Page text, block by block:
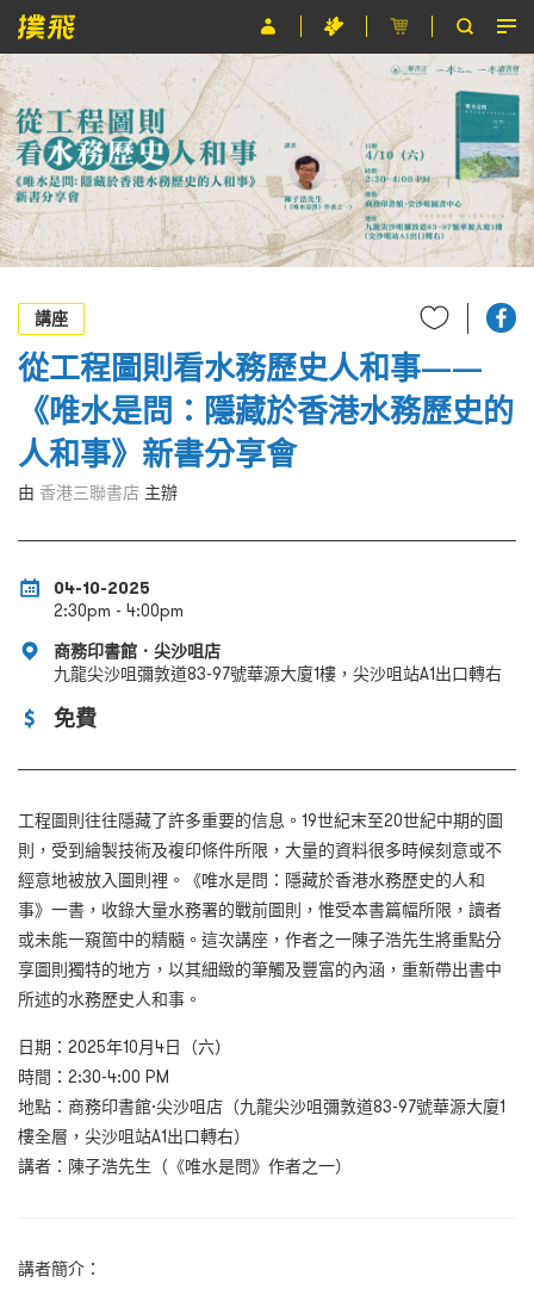
節目
主辦單位
關於撲飛
條款及細則
EN
講座
從工程圖則看水務歷史人和事——
《唯水是問：隱藏於香港水務歷史的
人和事》新書分享會
由 香港三聯書店 主辦
04-10-2025
2:30pm - 4:00pm
商務印書館．尖沙咀店
九龍尖沙咀彌敦道83-97號華源大廈1樓，尖沙咀站A1出口轉右
免費
工程圖則往往隱藏了許多重要的信息。19世紀末至20世紀中期的圖
則，受到繪製技術及複印條件所限，大量的資料很多時候刻意或不
經意地被放入圖則裡。《唯水是問：隱藏於香港水務歷史的人和
事》一書，收錄大量水務署的戰前圖則，惟受本書篇幅所限，讀者
或未能一窺箇中的精髓。這次講座，作者之一陳子浩先生將重點分
享圖則獨特的地方，以其細緻的筆觸及豐富的內涵，重新帶出書中
所述的水務歷史人和事。
日期：2025年10月4日（六）
時間：2:30-4:00 PM
地點：商務印書館·尖沙咀店（九龍尖沙咀彌敦道83-97號華源大廈1
樓全層，尖沙咀站A1出口轉右）
講者：陳子浩先生（《唯水是問》作者之一）
講者簡介：